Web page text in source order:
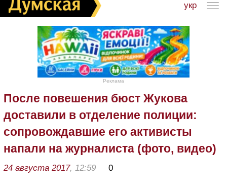
укр
Реклама
После повешения бюст Жукова
доставили в отделение полиции:
сопровождавшие его активисты
напали на журналиста (фото, видео)
24 августа 2017, 12:59 0